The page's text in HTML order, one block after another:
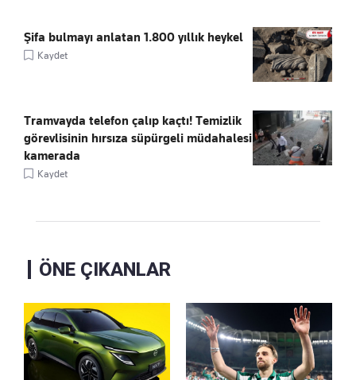
Şifa bulmayı anlatan 1.800 yıllık heykel
Kaydet
Tramvayda telefon çalıp kaçtı! Temizlik
görevlisinin hırsıza süpürgeli müdahalesi
kamerada
Kaydet
ÖNE ÇIKANLAR